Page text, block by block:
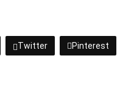
Twitter Pinterest